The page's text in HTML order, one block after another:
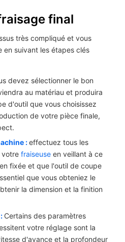
final
très compliqué et vous
en suivant les étapes clés
devez sélectionner le bon
au matériau et produira
d'outil que vous choisissez
de votre pièce finale,
:effectuez tous les
votre fraiseuseen veillant à ce
fixée et que l'outil de coupe
que vous obteniez le
la dimension et la finition
Certains des paramètres
votre réglage sont la
d'avance et la profondeur